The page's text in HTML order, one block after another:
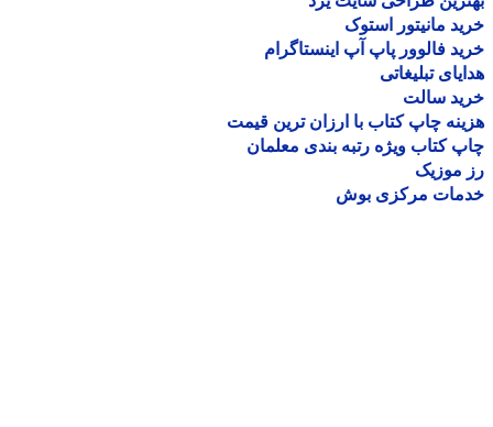
مانیتور استوک
فالوور پاپ آپ اینستاگرام
تبلیغاتی
سالت
چاپ کتاب با ارزان ترین قیمت
کتاب ویژه رتبه بندی معلمان
موزیک
مرکزی بوش